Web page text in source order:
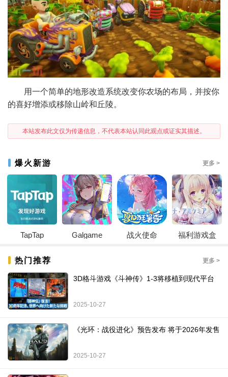
用一个简单的地形改造系统改变你农场的布局，并按你
的喜好增添或移除山岭和丘陵。
本站发布此文仅为传递信息，不代表本站认同此观点或证实其描述。
爆火新游 更多 >
TapTap Galgame 战火使命 福利游戏盒
热门推荐 更多 >
3D格斗游戏《斗神传》1-3将移植到现代平台
2025-10-27
《光环：战役进化》预告发布 将于2026年发售
2025-10-27